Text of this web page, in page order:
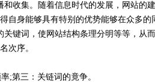
收集。随着信息时代的发展，网站的
身能够具有特别的优势能够在众多的
键词，使网站结构条理分明等等，从
次序。
;第三：关链词的竟争。